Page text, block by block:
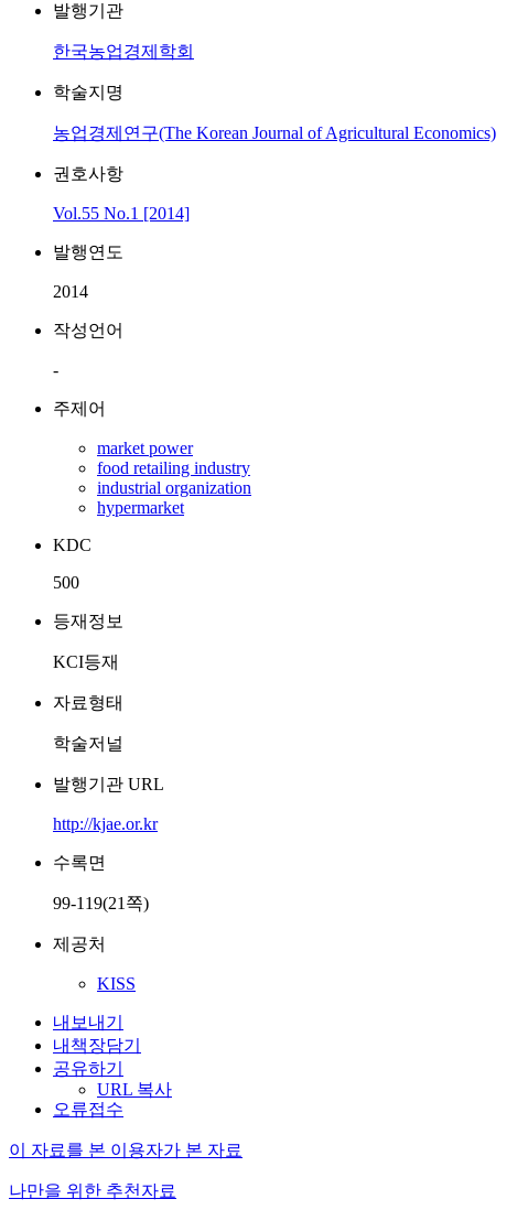
발행기관
한국농업경제학회
학술지명
농업경제연구(The Korean Journal of Agricultural Economics)
권호사항
Vol.55 No.1 [2014]
발행연도
2014
작성언어
-
주제어
market power
food retailing industry
industrial organization
hypermarket
KDC
500
등재정보
KCI등재
자료형태
학술저널
발행기관 URL
http://kjae.or.kr
수록면
99-119(21쪽)
제공처
KISS
내보내기
내책장담기
공유하기
URL 복사
오류접수
이 자료를 본 이용자가 본 자료
나만을 위한 추천자료